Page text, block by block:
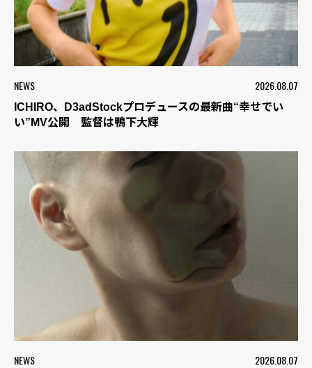
NEWS 2026.08.07
ICHIRO、D3adStockプロデュースの最新曲“幸せでい
い”MV公開 監督は鴨下大輝
NEWS 2026.08.07